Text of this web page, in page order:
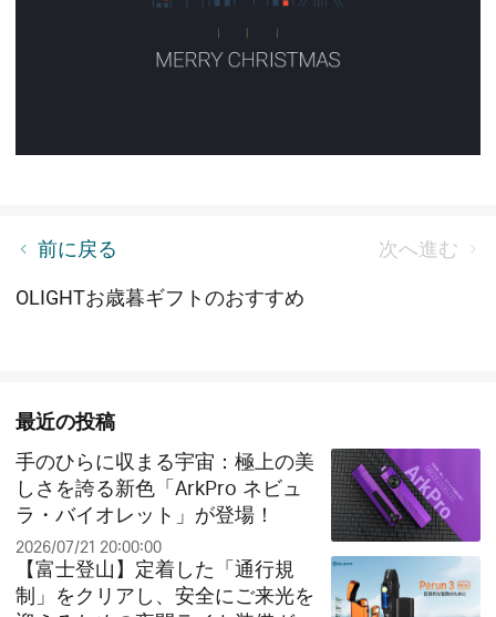
前に戻る 次へ進む
【終了】クリスマス抽選イベント！夢のプレゼント
OLIGHTお歳暮ギフトのおすすめ
最近の投稿
手のひらに収まる宇宙：極上の美
しさを誇る新色「ArkPro ネビュ
ラ・バイオレット」が登場！
2026/07/21 20:00:00
【富士登山】定着した「通行規
制」をクリアし、安全にご来光を